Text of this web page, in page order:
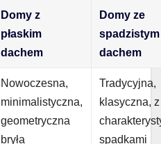
Domy z
płaskim
dachem
Domy ze
spadzistym
dachem
Nowoczesna,
minimalistyczna,
geometryczna
bryła
Tradycyjna,
klasyczna, z
spadkami